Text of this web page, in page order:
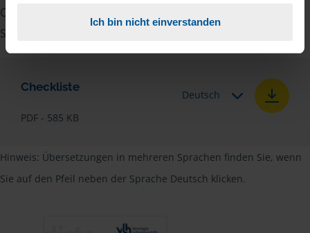
Ich bin nicht einverstanden
Checkliste für Arbeitnehmer, Beamte, Auszubildende und
Studenten sowie Rentner zur Verfügung.
Checkliste
PDF - 585 KB
Deutsch
Hinweis: Übersetzungen in mehreren Sprachen finden Sie, wenn
Sie auf den Pfeil neben der Sprache Deutsch klicken.